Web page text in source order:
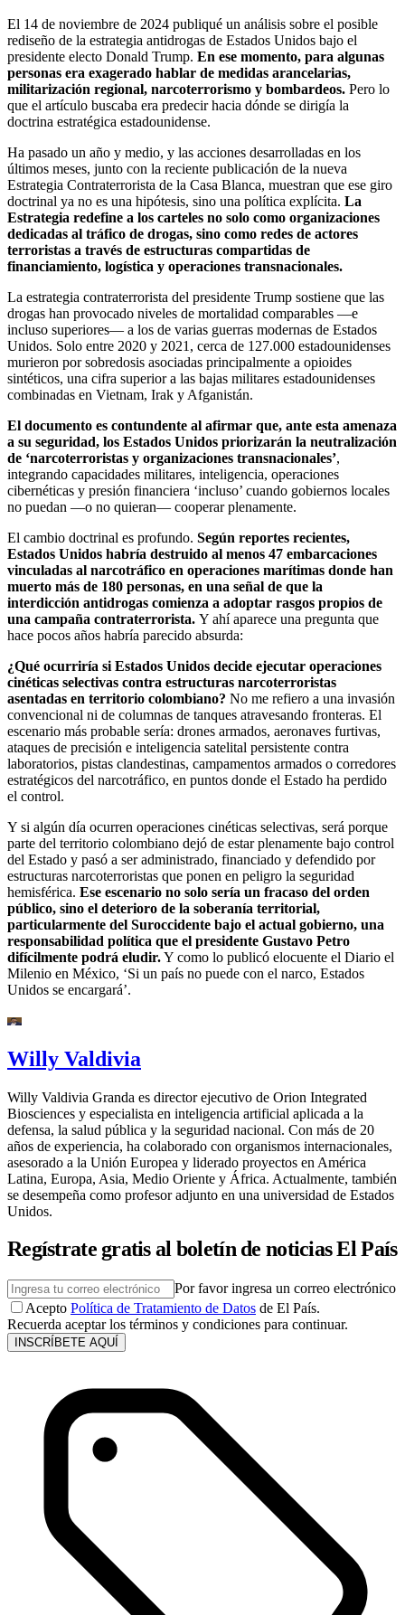
El 14 de noviembre de 2024 publiqué un análisis sobre el posible
rediseño de la estrategia antidrogas de Estados Unidos bajo el
presidente electo Donald Trump. En ese momento, para algunas
personas era exagerado hablar de medidas arancelarias,
militarización regional, narcoterrorismo y bombardeos. Pero lo
que el artículo buscaba era predecir hacia dónde se dirigía la
doctrina estratégica estadounidense.
Ha pasado un año y medio, y las acciones desarrolladas en los
últimos meses, junto con la reciente publicación de la nueva
Estrategia Contraterrorista de la Casa Blanca, muestran que ese giro
doctrinal ya no es una hipótesis, sino una política explícita. La
Estrategia redefine a los carteles no solo como organizaciones
dedicadas al tráfico de drogas, sino como redes de actores
terroristas a través de estructuras compartidas de
financiamiento, logística y operaciones transnacionales.
La estrategia contraterrorista del presidente Trump sostiene que las
drogas han provocado niveles de mortalidad comparables —e
incluso superiores— a los de varias guerras modernas de Estados
Unidos. Solo entre 2020 y 2021, cerca de 127.000 estadounidenses
murieron por sobredosis asociadas principalmente a opioides
sintéticos, una cifra superior a las bajas militares estadounidenses
combinadas en Vietnam, Irak y Afganistán.
El documento es contundente al afirmar que, ante esta amenaza
a su seguridad, los Estados Unidos priorizarán la neutralización
de ‘narcoterroristas y organizaciones transnacionales’,
integrando capacidades militares, inteligencia, operaciones
cibernéticas y presión financiera ‘incluso’ cuando gobiernos locales
no puedan —o no quieran— cooperar plenamente.
El cambio doctrinal es profundo. Según reportes recientes,
Estados Unidos habría destruido al menos 47 embarcaciones
vinculadas al narcotráfico en operaciones marítimas donde han
muerto más de 180 personas, en una señal de que la
interdicción antidrogas comienza a adoptar rasgos propios de
una campaña contraterrorista. Y ahí aparece una pregunta que
hace pocos años habría parecido absurda:
¿Qué ocurriría si Estados Unidos decide ejecutar operaciones
cinéticas selectivas contra estructuras narcoterroristas
asentadas en territorio colombiano? No me refiero a una invasión
convencional ni de columnas de tanques atravesando fronteras. El
escenario más probable sería: drones armados, aeronaves furtivas,
ataques de precisión e inteligencia satelital persistente contra
laboratorios, pistas clandestinas, campamentos armados o corredores
estratégicos del narcotráfico, en puntos donde el Estado ha perdido
el control.
Y si algún día ocurren operaciones cinéticas selectivas, será porque
parte del territorio colombiano dejó de estar plenamente bajo control
del Estado y pasó a ser administrado, financiado y defendido por
estructuras narcoterroristas que ponen en peligro la seguridad
hemisférica. Ese escenario no solo sería un fracaso del orden
público, sino el deterioro de la soberanía territorial,
particularmente del Suroccidente bajo el actual gobierno, una
responsabilidad política que el presidente Gustavo Petro
difícilmente podrá eludir.Y como lo publicó elocuente el Diario el
Milenio en México, ‘Si un país no puede con el narco, Estados
Unidos se encargará’.
Willy Valdivia
Willy Valdivia Granda es director ejecutivo de Orion Integrated
Biosciences y especialista en inteligencia artificial aplicada a la
defensa, la salud pública y la seguridad nacional. Con más de 20
años de experiencia, ha colaborado con organismos internacionales,
asesorado a la Unión Europea y liderado proyectos en América
Latina, Europa, Asia, Medio Oriente y África. Actualmente, también
se desempeña como profesor adjunto en una universidad de Estados
Unidos.
Regístrate gratis al boletín de noticias El País
Por favor ingresa un correo electrónico
Acepto Política de Tratamiento de Datos de El País.
Recuerda aceptar los términos y condiciones para continuar.
INSCRÍBETE AQUÍ